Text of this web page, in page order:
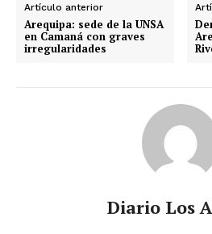
Artículo anterior
Arequipa: sede de la UNSA
en Camaná con graves
irregularidades
Diario Los